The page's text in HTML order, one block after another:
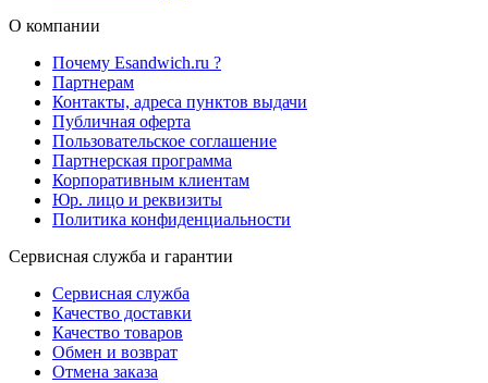
О компании
Почему Esandwich.ru ?
Партнерам
Контакты, адреса пунктов выдачи
Публичная оферта
Пользовательское соглашение
Партнерская программа
Корпоративным клиентам
Юр. лицо и реквизиты
Политика конфиденциальности
Сервисная служба и гарантии
Сервисная служба
Качество доставки
Качество товаров
Обмен и возврат
Отмена заказа